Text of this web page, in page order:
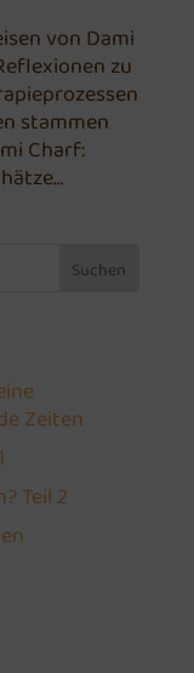
von Dami
zu
stammen
Charf:
Suchen
Zeiten
Teil 2